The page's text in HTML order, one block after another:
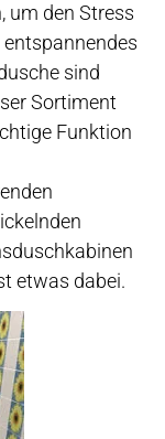
um den Stress
sind
Sortiment
Funktion
etwas dabei.